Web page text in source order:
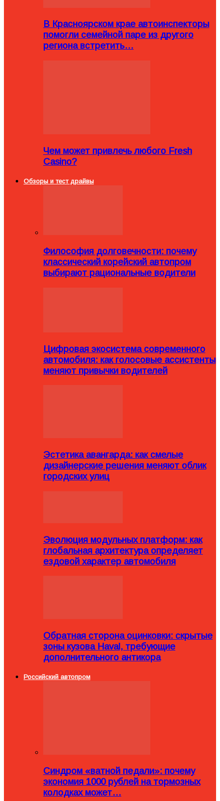
В Красноярском крае автоинспекторы
помогли семейной паре из другого
региона встретить…
Чем может привлечь любого Fresh
Casino?
Обзоры и тест драйвы
Философия долговечности: почему
классический корейский автопром
выбирают рациональные водители
Цифровая экосистема современного
автомобиля: как голосовые ассистенты
меняют привычки водителей
Эстетика авангарда: как смелые
дизайнерские решения меняют облик
городских улиц
Эволюция модульных платформ: как
глобальная архитектура определяет
ездовой характер автомобиля
Обратная сторона оцинковки: скрытые
зоны кузова Haval, требующие
дополнительного антикора
Российский автопром
Синдром «ватной педали»: почему
экономия 1000 рублей на тормозных
колодках может…